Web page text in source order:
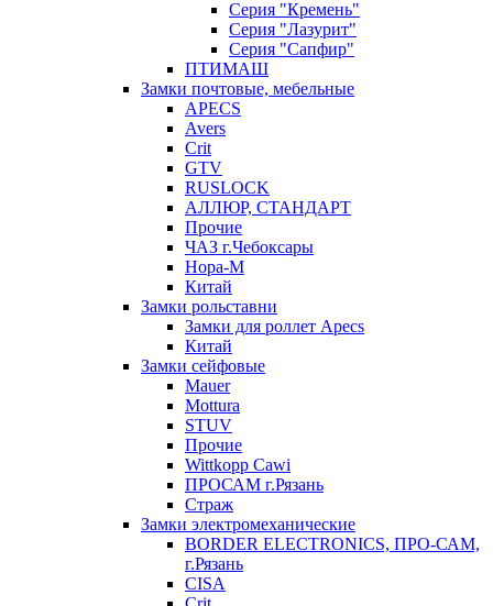
Серия "Кремень"
Серия "Лазурит"
Серия "Сапфир"
ПТИМАШ
Замки почтовые, мебельные
APECS
Avers
Crit
GTV
RUSLOCK
АЛЛЮР, СТАНДАРТ
Прочие
ЧАЗ г.Чебоксары
Нора-М
Китай
Замки рольставни
Замки для роллет Apecs
Китай
Замки сейфовые
Mauer
Mottura
STUV
Прочие
Wittkopp Cawi
ПРОСАМ г.Рязань
Страж
Замки электромеханические
BORDER ELECTRONICS, ПРО-САМ,
г.Рязань
CISA